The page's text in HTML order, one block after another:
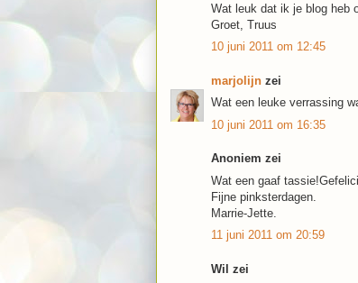
Wat leuk dat ik je blog heb
Groet, Truus
10 juni 2011 om 12:45
marjolijn zei
Wat een leuke verrassing
10 juni 2011 om 16:35
Anoniem zei
Wat een gaaf
Fijne pinksterdagen.
Marrie-Jette.
11 juni 2011 om 20:59
Wil zei